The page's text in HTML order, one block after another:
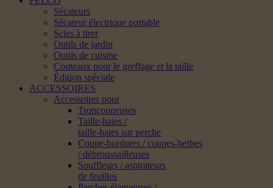
Sécateurs
Sécateur électrique portable
Scies à tirer
Outils de jardin
Outils de cuisine
Couteaux pour le greffage et la taille
Édition spéciale
ACCESSOIRES
Accessoires pour
Tronçonneuses
Taille-haies /
taille-haies sur perche
Coupe-bordures / coupes-herbes
/ débroussailleuses
Souffleurs / aspirateurs
de feuilles